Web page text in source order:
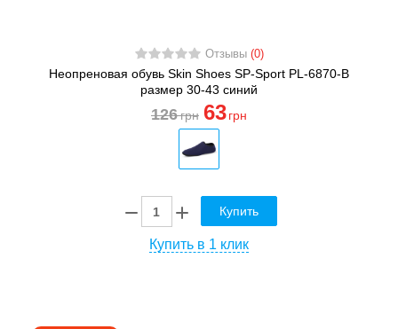
Отзывы (0)
Неопреновая обувь Skin Shoes SP-Sport PL-6870-B
размер 30-43 синий
126грн 63 грн
Купить
Купить в 1 клик